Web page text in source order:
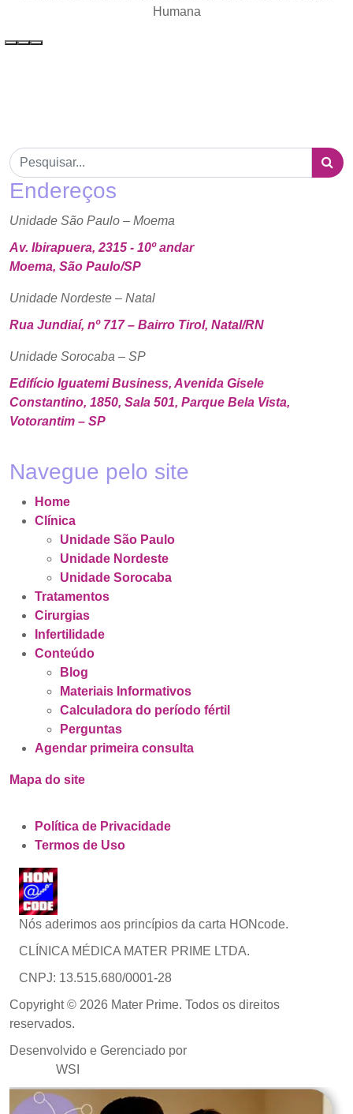
Humana
Endereços
Unidade São Paulo – Moema
Av. Ibirapuera, 2315 - 10º andar
Moema, São Paulo/SP
Unidade Nordeste – Natal
Rua Jundiaí, nº 717 – Bairro Tirol, Natal/RN
Unidade Sorocaba – SP
Edifício Iguatemi Business, Avenida Gisele
Constantino, 1850, Sala 501, Parque Bela Vista,
Votorantim – SP
Navegue pelo site
Home
Clínica
Unidade São Paulo
Unidade Nordeste
Unidade Sorocaba
Tratamentos
Cirurgias
Infertilidade
Conteúdo
Blog
Materiais Informativos
Calculadora do período fértil
Perguntas
Agendar primeira consulta
Mapa do site
Política de Privacidade
Termos de Uso
Nós aderimos aos princípios da carta HONcode.
CLÍNICA MÉDICA MATER PRIME LTDA.
CNPJ: 13.515.680/0001-28
Copyright © 2026 Mater Prime. Todos os direitos
reservados.
Desenvolvido e Gerenciado por
WSI